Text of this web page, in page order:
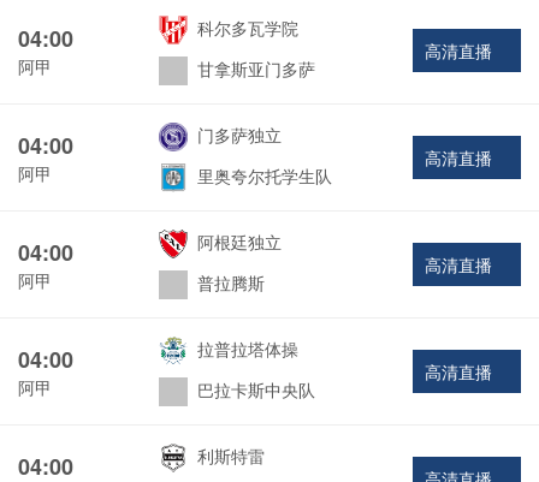
04:00
阿甲
科尔多瓦学院
甘拿斯亚门多萨
高清直播
04:00
阿甲
门多萨独立
里奥夸尔托学生队
高清直播
04:00
阿甲
阿根廷独立
普拉腾斯
高清直播
04:00
阿甲
拉普拉塔体操
巴拉卡斯中央队
高清直播
04:00
利斯特雷